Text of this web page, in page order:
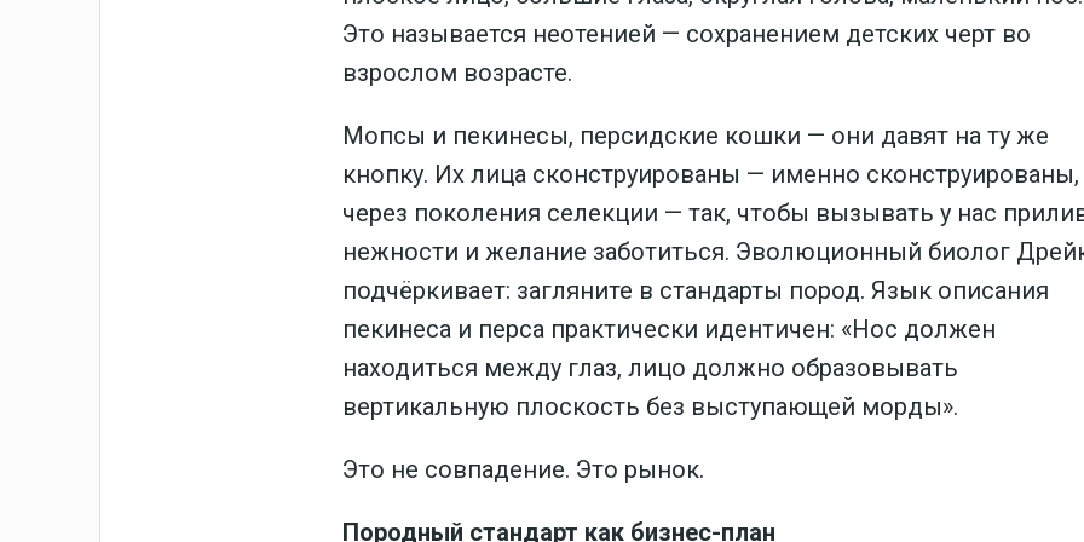
Это называется неотенией — сохранением детских черт во
взрослом возрасте.
Мопсы и пекинесы, персидские кошки — они давят на ту же
кнопку. Их лица сконструированы — именно сконструированы,
через поколения селекции — так, чтобы вызывать у нас
нежности и желание заботиться. Эволюционный биолог
подчёркивает: загляните в стандарты пород. Язык описания
пекинеса и перса практически идентичен: «Нос должен
находиться между глаз, лицо должно образовывать
вертикальную плоскость без выступающей морды».
Это не совпадение. Это рынок.
Породный стандарт как бизнес-план